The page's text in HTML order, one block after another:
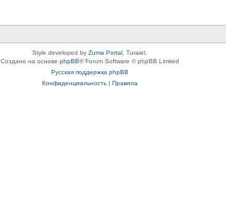
Style developed by Zuma Portal , Turaiel,
Создано на основе phpBB® Forum Software © phpBB Limited
Русская поддержка phpBB
Конфиденциальность| Правила